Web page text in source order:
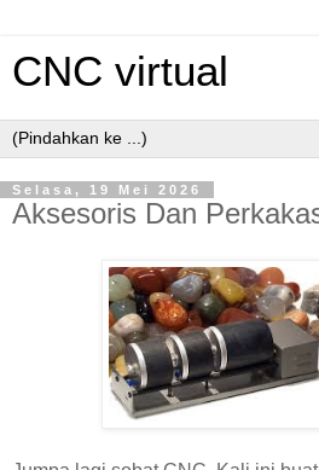
CNC virtual
Selasa, 19 Mei 2026
Aksesoris Dan